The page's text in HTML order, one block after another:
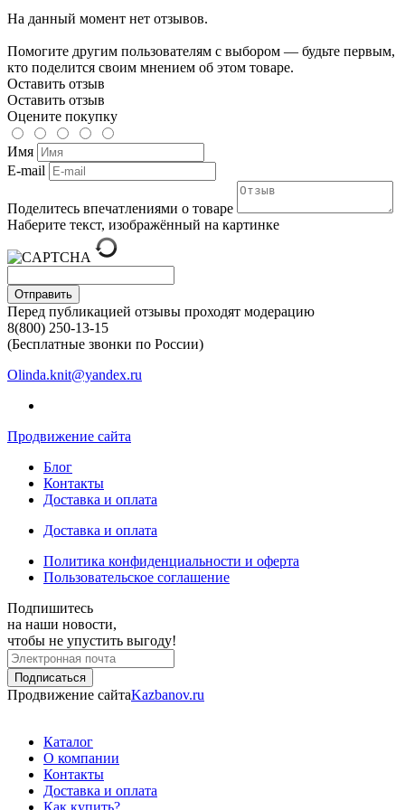
На данный момент нет отзывов.
Помогите другим пользователям с выбором — будьте первым,
кто поделится своим мнением об этом товаре.
Оставить отзыв
Оставить отзыв
Оцените покупку
Имя
E-mail
Поделитесь впечатлениями о товаре
Наберите текст, изображённый на картинке
Отправить
Перед публикацией отзывы проходят модерацию
8(800) 250-13-15
(Бесплатные звонки по России)
Olinda.knit@yandex.ru
Продвижение сайта
Блог
Контакты
Доставка и оплата
Доставка и оплата
Политика конфиденциальности и оферта
Пользовательское соглашение
Подпишитесь
на наши новости,
чтобы не упустить выгоду!
Продвижение сайтаKazbanov.ru
Каталог
О компании
Контакты
Доставка и оплата
Как купить?